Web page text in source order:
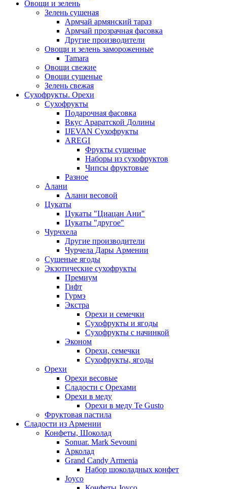
Овощи и зелень
Зелень сушеная
Армчай армянский тараз
Армчай прозрачная фасовка
Другие производители
Овощи и зелень замороженные
Tamara
Овощи свежие
Овощи сушеные
Зелень свежая
Сухофрукты. Орехи
Сухофрукты
Подарочная фасовка
Вкус Араратской Долины
IJEVAN Сухофрукты
AREGI
Фрукты сушеные
Наборы из сухофруктов
Чипсы фруктовые
Разное
Алани
Алани весовой
Цукаты
Цукаты "Циацан Ани"
Цукаты "другое"
Чурчхела
Другие производители
Чурчела Дары Армении
Сушеные ягоды
Экзотические сухофрукты
Премиум
Гифт
Гурмэ
Экстра
Орехи и семечки
Сухофрукты и ягоды
Сухофрукты с начинкой
Эконом
Орехи, семечки
Сухофрукты, ягоды
Орехи
Орехи весовые
Сладости с Орехами
Орехи в меду
Орехи в меду Te Gusto
Фруктовая пастила
Сладости из Армении
Конфеты, Шоколад
Sonuar. Mark Sevouni
Арколад
Grand Candy Armenia
Набор шоколадных конфет
Joyco